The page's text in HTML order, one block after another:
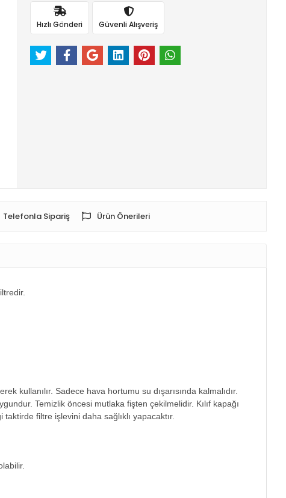
Hızlı Gönderi Güvenli Alışveriş
Telefonla Sipariş Ürün Önerileri
kullanılır. Sadece hava hortumu su dışarısında kalmalıdır.
Temizlik öncesi mutlaka fişten çekilmelidir. Kılıf kapağı
filtre işlevini daha sağlıklı yapacaktır.